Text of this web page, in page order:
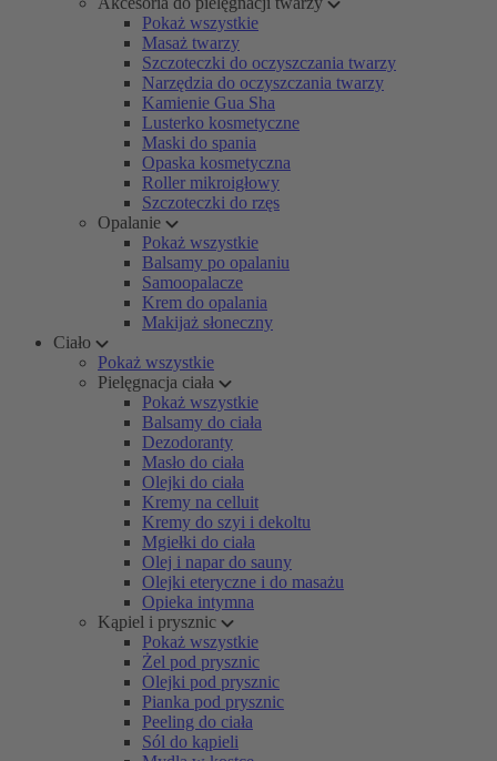
Pokaż wszystkie
Masaż twarzy
Szczoteczki do oczyszczania twarzy
Narzędzia do oczyszczania twarzy
Kamienie Gua Sha
Lusterko kosmetyczne
Maski do spania
Opaska kosmetyczna
Roller mikroigłowy
Szczoteczki do rzęs
Opalanie
Pokaż wszystkie
Balsamy po opalaniu
Samoopalacze
Krem do opalania
Makijaż słoneczny
Ciało
Pokaż wszystkie
Pielęgnacja ciała
Pokaż wszystkie
Balsamy do ciała
Dezodoranty
Masło do ciała
Olejki do ciała
Kremy na celluit
Kremy do szyi i dekoltu
Mgiełki do ciała
Olej i napar do sauny
Olejki eteryczne i do masażu
Opieka intymna
Kąpiel i prysznic
Pokaż wszystkie
Żel pod prysznic
Olejki pod prysznic
Pianka pod prysznic
Peeling do ciała
Sól do kąpieli